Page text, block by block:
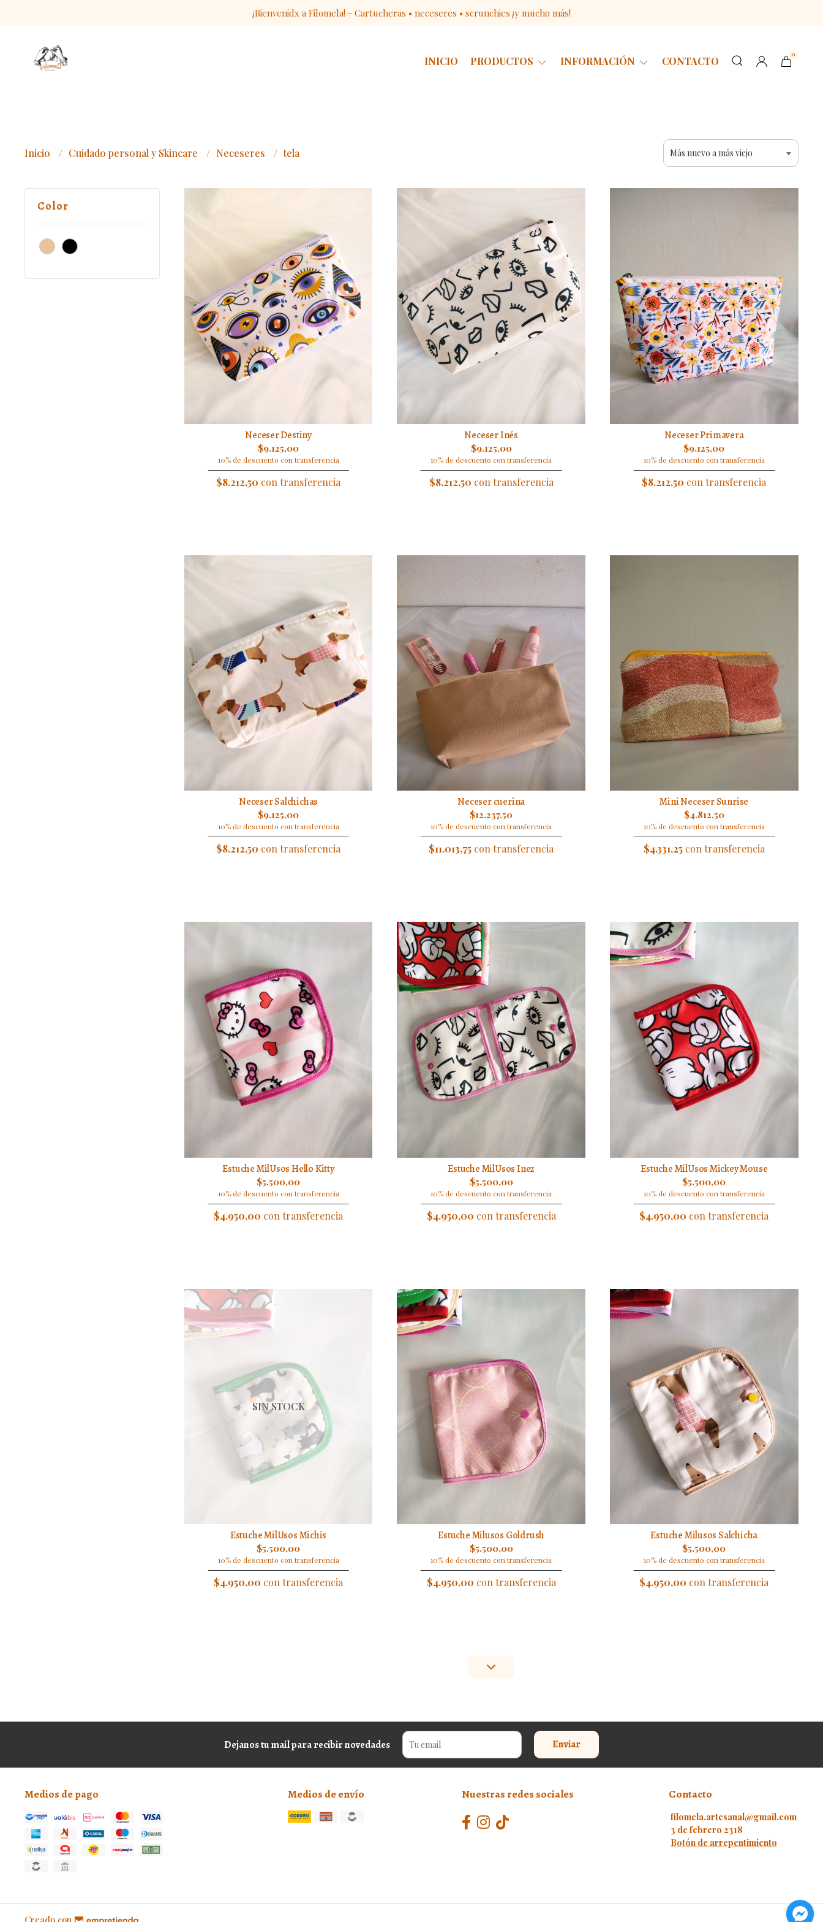
¡Bienvenidx a Filomela! - Cartucheras • neceseres • scrunchies ¡y mucho más!
INICIO PRODUCTOS INFORMACIÓN CONTACTO
0
Inicio Cuidado personal y Skincare Neceseres tela
Color
Neceser Destiny
$9.125,00
10% de descuento con transferencia
$8.212,50 con transferencia
Neceser Inés
$9.125,00
10% de descuento con transferencia
$8.212,50 con transferencia
Neceser Primavera
$9.125,00
10% de descuento con transferencia
$8.212,50 con transferencia
Neceser Salchichas
$9.125,00
10% de descuento con transferencia
$8.212,50 con transferencia
Neceser cuerina
$12.237,50
10% de descuento con transferencia
$11.013,75 con transferencia
Mini Neceser Sunrise
$4.812,50
10% de descuento con transferencia
$4.331,25con transferencia
Estuche MilUsos Hello Kitty
$5.500,00
10% de descuento con transferencia
$4.950,00 con transferencia
Estuche MilUsos Inez
$5.500,00
10% de descuento con transferencia
$4.950,00 con transferencia
Estuche MilUsos Mickey Mouse
$5.500,00
10% de descuento con transferencia
$4.950,00 con transferencia
SIN STOCK
Estuche MilUsos Michis
$5.500,00
10% de descuento con transferencia
$4.950,00 con transferencia
Estuche Milusos Goldrush
$5.500,00
10% de descuento con transferencia
$4.950,00 con transferencia
Estuche Milusos Salchicha
$5.500,00
10% de descuento con transferencia
$4.950,00 con transferencia
Dejanos tu mail para recibir novedades Enviar
Medios de pago Medios de envío Nuestras redes sociales Contacto
filomela.artesanal@gmail.com
3 de febrero 2318
Botón de arrepentimiento